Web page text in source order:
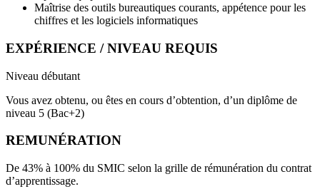
Maîtrise des outils bureautiques courants, appétence pour les
chiffres et les logiciels informatiques
EXPÉRIENCE / NIVEAU REQUIS
Niveau débutant
Vous avez obtenu, ou êtes en cours d’obtention, d’un diplôme de
niveau 5 (Bac+2)
REMUNÉRATION
De 43% à 100% du SMIC selon la grille de rémunération du contrat
d’apprentissage.